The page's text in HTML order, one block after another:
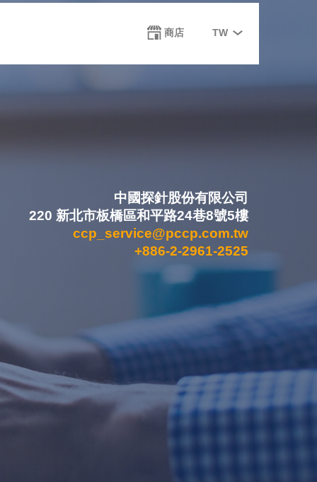
商店
Select
language
TW
中國探針股份有限公司
220 新北市板橋區和平路24巷8號5樓
ccp_service@pccp.com.tw
+886-2-2961-2525